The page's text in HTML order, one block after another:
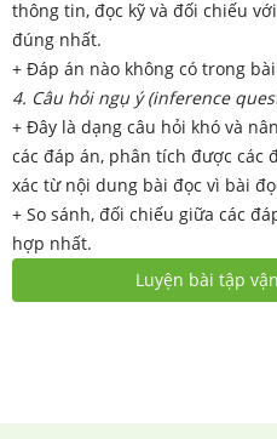
thông tin, đọc kỹ và đối chiếu
đúng nhất.
+ Đáp án nào không có trong
4. Câu hỏi ngụ ý (inference
+ Đây là dạng câu hỏi khó và
các đáp án, phân tích được các
xác từ nội dung bài đọc vì bài
+ So sánh, đối chiếu giữa các
hợp nhất.
Luyện bài tập